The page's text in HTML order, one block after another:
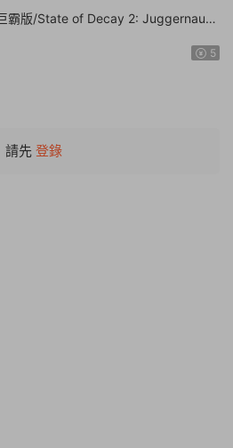
霸版/State of Decay 2: Juggernaut
5
請先 登錄